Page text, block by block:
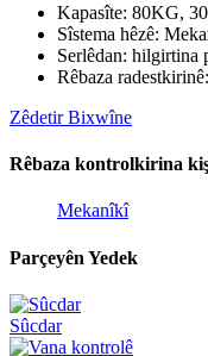
Kapasîte: 80KG,
Sîstema hêzê:
Serlêdan: hilgirtina
Rêbaza
Zêdetir Bixwîne
Rêbaza kontrolkirina
Mekanîkî
Parçeyên Yedek
Sûcdar